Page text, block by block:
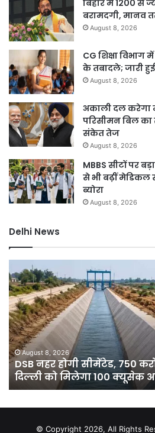
बिहार में 1200 से
बरामदगी, मानव
August 8, 2026
CG शिक्षा विभाग
के तबादले; जारी
August 8, 2026
अकाली दल करेगा
परिसीमन बिल
संकेत तेज
August 8, 2026
MBBS सीटों पर
से भी बढ़ीं मेडिकल
ब्योरा
August 8, 2026
Delhi News
की योजना से
पानी
में
बारिश
ने
तोड़ा
15
साल
का
रिकॉर्ड,
7
डिग्री
गुरुग्राम
August 8,
दिल्ली में
गिरा
© Copyright 2026, All Rights